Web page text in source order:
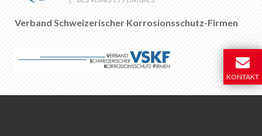
Verband Schweizerischer Korrosionsschutz-Firmen
KONTAKT